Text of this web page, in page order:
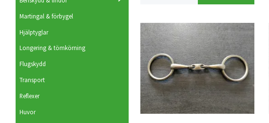
Martingal & förbygel
Hjälptyglar
Longering & tömkörning
Flugskydd
Transport
Reflexer
Huvor